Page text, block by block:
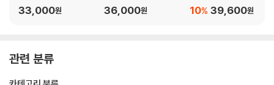
33,000원 36,000원 39,600원
10%
관련 분류